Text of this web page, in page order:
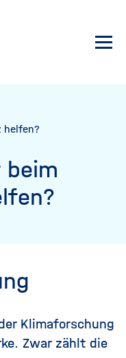
helfen?
beim
Klimaforschung
Zwar zählt die